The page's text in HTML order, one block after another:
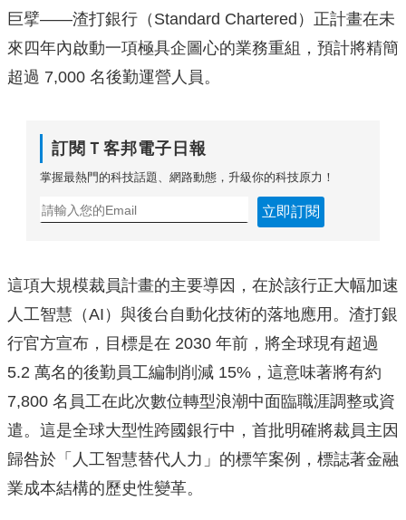
巨擘——渣打銀行（Standard Chartered）正計畫在未
來四年內啟動一項極具企圖心的業務重組，預計將精簡
超過 7,000 名後勤運營人員。
訂閱Ｔ客邦電子日報
掌握最熱門的科技話題、網路動態，升級你的科技原力！
立即訂閱
這項大規模裁員計畫的主要導因，在於該行正大幅加速
人工智慧（AI）與後台自動化技術的落地應用。渣打銀
行官方宣布，目標是在 2030 年前，將全球現有超過
5.2 萬名的後勤員工編制削減 15%，這意味著將有約
7,800 名員工在此次數位轉型浪潮中面臨職涯調整或資
遣。這是全球大型性跨國銀行中，首批明確將裁員主因
歸咎於「人工智慧替代人力」的標竿案例，標誌著金融
業成本結構的歷史性變革。